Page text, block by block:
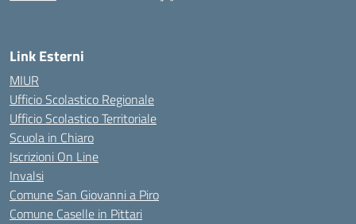
Link Esterni
MIUR
Ufficio Scolastico Regionale
Ufficio Scolastico Territoriale
Scuola in Chiaro
Iscrizioni On Line
Invalsi
Comune San Giovanni a Piro
Comune Caselle in Pittari